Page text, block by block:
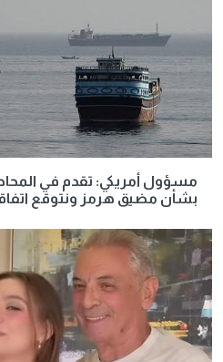
مسؤول أمريكي: تقدم في
بشأن مضيق هرمز ونتوقع